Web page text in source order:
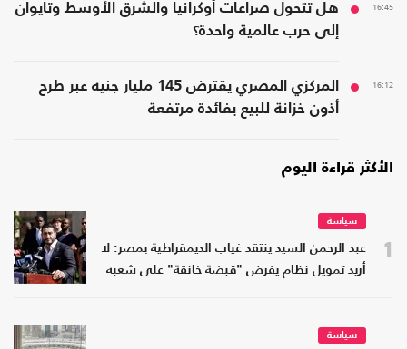
16:45
هل تتحول صراعات أوكرانيا والشرق الأوسط وتايوان
إلى حرب عالمية واحدة؟
16:12
المركزي المصري يقترض 145 مليار جنيه عبر طرح
أذون خزانة للبيع بفائدة مرتفعة
الأكثر قراءة اليوم
1
سياسة
عبد الرحمن السيد ينتقد غياب الديمقراطية بمصر: لا
أريد تمويل نظام يفرض "قبضة خانقة" على شعبه
سياسة